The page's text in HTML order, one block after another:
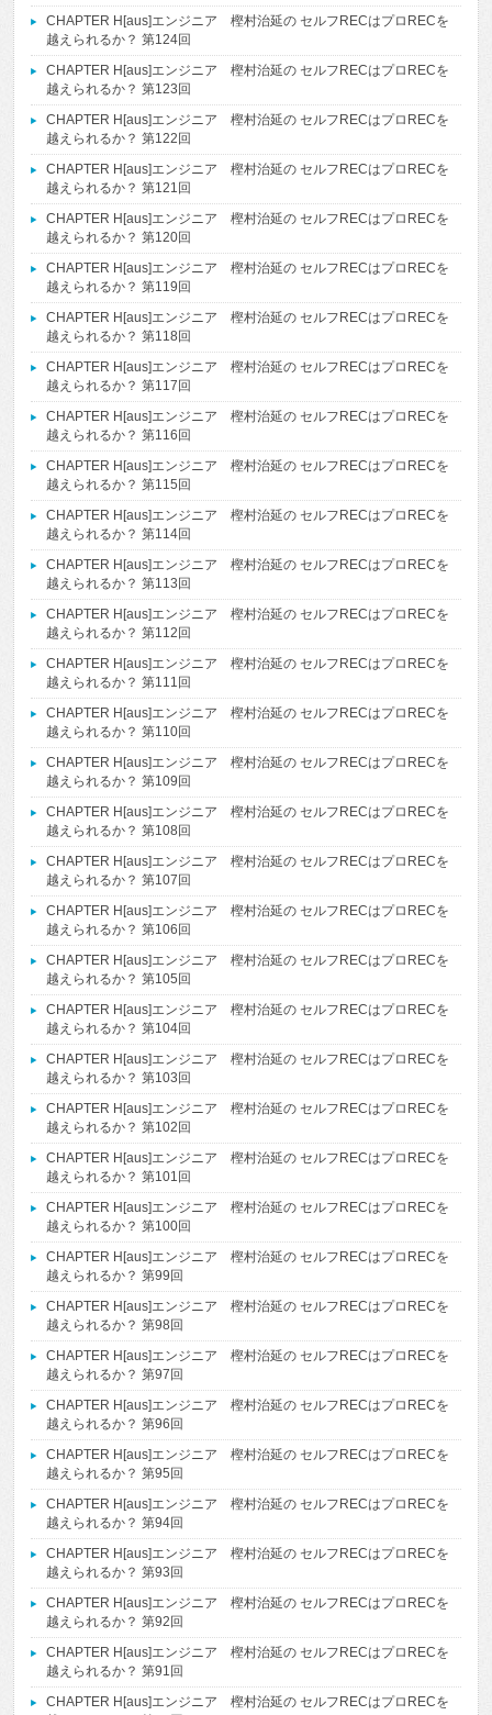
CHAPTER H[aus]エンジニア 樫村治延の セルフRECはプロRECを
越えられるか？ 第124回
CHAPTER H[aus]エンジニア 樫村治延の セルフRECはプロRECを
越えられるか？ 第123回
CHAPTER H[aus]エンジニア 樫村治延の セルフRECはプロRECを
越えられるか？ 第122回
CHAPTER H[aus]エンジニア 樫村治延の セルフRECはプロRECを
越えられるか？ 第121回
CHAPTER H[aus]エンジニア 樫村治延の セルフRECはプロRECを
越えられるか？ 第120回
CHAPTER H[aus]エンジニア 樫村治延の セルフRECはプロRECを
越えられるか？ 第119回
CHAPTER H[aus]エンジニア 樫村治延の セルフRECはプロRECを
越えられるか？ 第118回
CHAPTER H[aus]エンジニア 樫村治延の セルフRECはプロRECを
越えられるか？ 第117回
CHAPTER H[aus]エンジニア 樫村治延の セルフRECはプロRECを
越えられるか？ 第116回
CHAPTER H[aus]エンジニア 樫村治延の セルフRECはプロRECを
越えられるか？ 第115回
CHAPTER H[aus]エンジニア 樫村治延の セルフRECはプロRECを
越えられるか？ 第114回
CHAPTER H[aus]エンジニア 樫村治延の セルフRECはプロRECを
越えられるか？ 第113回
CHAPTER H[aus]エンジニア 樫村治延の セルフRECはプロRECを
越えられるか？ 第112回
CHAPTER H[aus]エンジニア 樫村治延の セルフRECはプロRECを
越えられるか？ 第111回
CHAPTER H[aus]エンジニア 樫村治延の セルフRECはプロRECを
越えられるか？ 第110回
CHAPTER H[aus]エンジニア 樫村治延の セルフRECはプロRECを
越えられるか？ 第109回
CHAPTER H[aus]エンジニア 樫村治延の セルフRECはプロRECを
越えられるか？ 第108回
CHAPTER H[aus]エンジニア 樫村治延の セルフRECはプロRECを
越えられるか？ 第107回
CHAPTER H[aus]エンジニア 樫村治延の セルフRECはプロRECを
越えられるか？ 第106回
CHAPTER H[aus]エンジニア 樫村治延の セルフRECはプロRECを
越えられるか？ 第105回
CHAPTER H[aus]エンジニア 樫村治延の セルフRECはプロRECを
越えられるか？ 第104回
CHAPTER H[aus]エンジニア 樫村治延の セルフRECはプロRECを
越えられるか？ 第103回
CHAPTER H[aus]エンジニア 樫村治延の セルフRECはプロRECを
越えられるか？ 第102回
CHAPTER H[aus]エンジニア 樫村治延の セルフRECはプロRECを
越えられるか？ 第101回
CHAPTER H[aus]エンジニア 樫村治延の セルフRECはプロRECを
越えられるか？ 第100回
CHAPTER H[aus]エンジニア 樫村治延の セルフRECはプロRECを
越えられるか？ 第99回
CHAPTER H[aus]エンジニア 樫村治延の セルフRECはプロRECを
越えられるか？ 第98回
CHAPTER H[aus]エンジニア 樫村治延の セルフRECはプロRECを
越えられるか？ 第97回
CHAPTER H[aus]エンジニア 樫村治延の セルフRECはプロRECを
越えられるか？ 第96回
CHAPTER H[aus]エンジニア 樫村治延の セルフRECはプロRECを
越えられるか？ 第95回
CHAPTER H[aus]エンジニア 樫村治延の セルフRECはプロRECを
越えられるか？ 第94回
CHAPTER H[aus]エンジニア 樫村治延の セルフRECはプロRECを
越えられるか？ 第93回
CHAPTER H[aus]エンジニア 樫村治延の セルフRECはプロRECを
越えられるか？ 第92回
CHAPTER H[aus]エンジニア 樫村治延の セルフRECはプロRECを
越えられるか？ 第91回
CHAPTER H[aus]エンジニア 樫村治延の セルフRECはプロRECを